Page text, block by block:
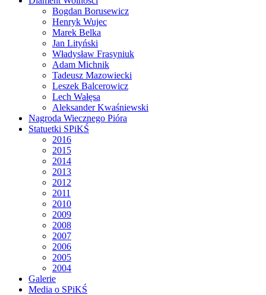
Bogdan Borusewicz
Henryk Wujec
Marek Belka
Jan Lityński
Władysław Frasyniuk
Adam Michnik
Tadeusz Mazowiecki
Leszek Balcerowicz
Lech Wałęsa
Aleksander Kwaśniewski
Nagroda Wiecznego Pióra
Statuetki SPiKŚ
2016
2015
2014
2013
2012
2011
2010
2009
2008
2007
2006
2005
2004
Galerie
Media o SPiKŚ